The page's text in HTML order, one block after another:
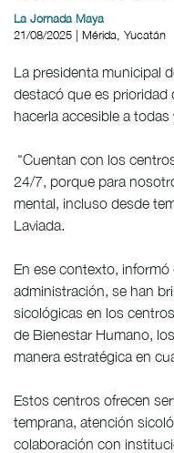
La Jornada Maya
21/08/2025 | Mérida, Yucatán
La presidenta municipal
destacó que es prioridad
hacerla accesible a todas
"Cuentan con los
24/7, porque para
mental, incluso desde
Laviada.
En ese contexto, informó
administración, se han
sicológicas en los
de Bienestar Humano,
manera estratégica en
Estos centros ofrecen
temprana, atención
colaboración con